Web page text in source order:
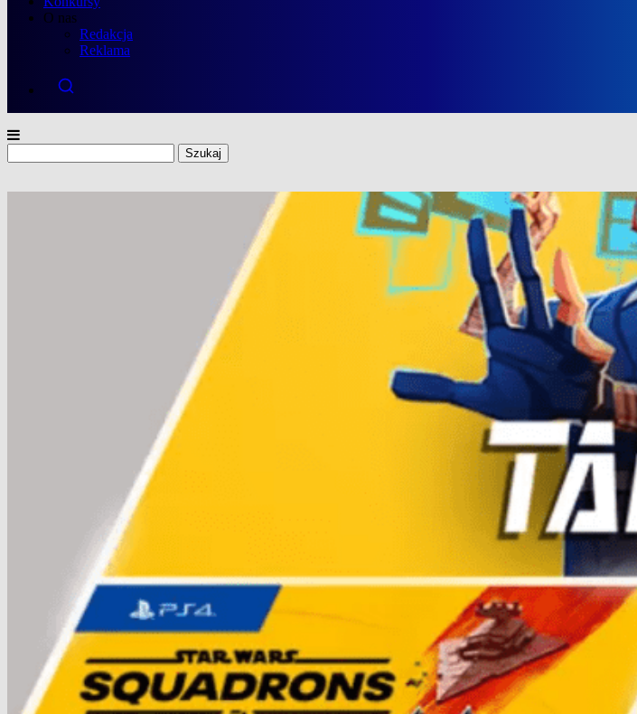
O nas
Redakcja
Reklama